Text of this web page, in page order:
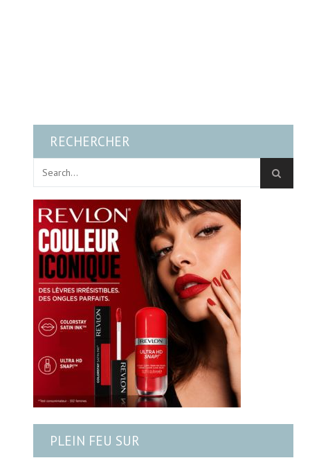
RECHERCHER
PLEIN FEU SUR